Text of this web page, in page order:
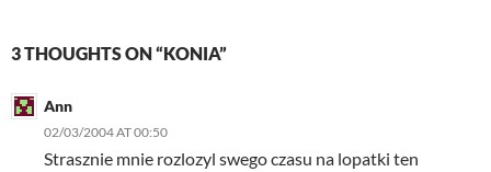
3 THOUGHTS ON “KONIA”
Ann
02/03/2004 AT 00:50
Strasznie mnie rozlozyl swego czasu na lopatki ten